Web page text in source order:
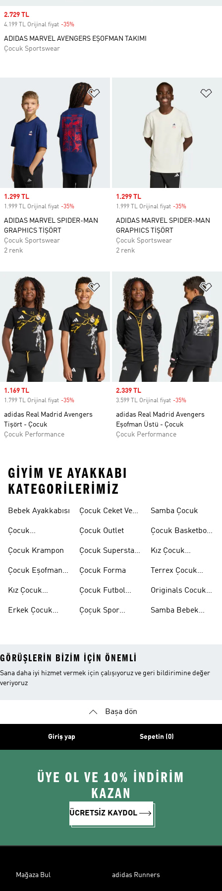
Favori Listesine Ekle
Sale price
1.299 TL
1.999 TL Orijinal fiyat -35%
ADIDAS MARVEL SPIDER-MAN
GRAPHICS TİŞÖRT
Çocuk Sportswear
2 renk
Sale price
1.299 TL
1.999 TL Orijinal fiyat -35%
ADIDAS MARVEL SPIDER-MAN
GRAPHICS TİŞÖRT
Çocuk Sportswear
2 renk
Favori Listesine Ekle
Sale price
1.169 TL
1.799 TL Orijinal fiyat -35%
adidas Real Madrid Avengers
Tişört - Çocuk
Çocuk Performance
Sale price
2.339 TL
3.599 TL Orijinal fiyat -35%
adidas Real Madrid Avengers
Eşofman Üstü - Çocuk
Çocuk Performance
Sale price
2.729 TL
4.199 TL Orijinal fiyat -35%
ADIDAS MARVEL AVENGERS EŞOFMAN TAKIMI
Çocuk Sportswear
GIYIM VE AYAKKABI
KATEGORILERIMIZ
Bebek Ayakkabısı
Çocuk
Çocuk Krampon
Çocuk Eşofman
Kız Çocuk
Erkek Çocuk
Çocuk Ceket Ve
Çocuk Outlet
Çocuk Superstar
Çocuk Forma
Çocuk Futbol
Çoçuk Spor
Samba Çocuk
Çocuk Basketbol
Kız Çocuk
Terrex Çocuk
Originals Cocuk
Samba Bebek
GÖRÜŞLERIN BIZIM IÇIN ÖNEMLI
Sana daha iyi hizmet vermek için çalışıyoruz ve geri bildirimine değer
veriyoruz
Başa dön
Giriş yap Sepetin (0)
ÜYE OL VE 10% İNDİRİM
KAZAN
ÜCRETSİZ KAYDOL
Mağaza Bul adidas Runners